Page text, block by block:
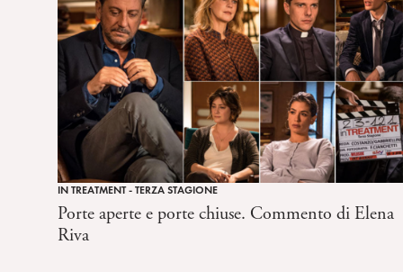
IN TREATMENT - TERZA STAGIONE
Porte aperte e porte chiuse. Commento di Elena
Riva